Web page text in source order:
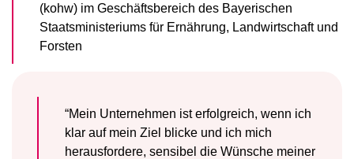
(kohw) im Geschäftsbereich des Bayerischen
Staatsministeriums für Ernährung, Landwirtschaft und
Forsten
“Mein Unternehmen ist erfolgreich, wenn ich
klar auf mein Ziel blicke und ich mich
herausfordere, sensibel die Wünsche meiner